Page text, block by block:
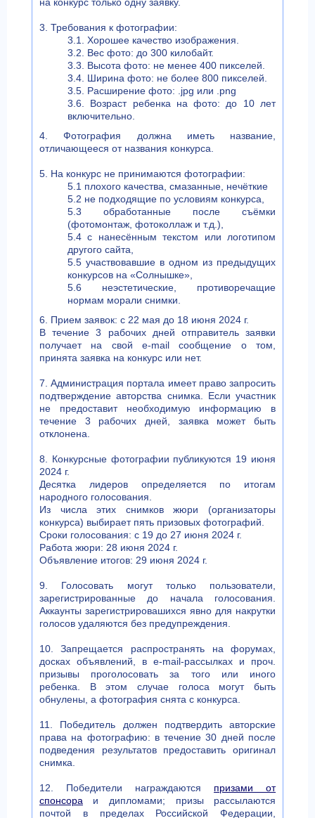
3. Требования к фотографии:
3.1. Хорошее качество изображения.
3.2. Вес фото: до 300 килобайт.
3.3. Высота фото: не менее 400 пикселей.
3.4. Ширина фото: не более 800 пикселей.
3.5. Расширение фото: .jpg или .png
3.6. Возраст ребенка на фото: до 10 лет
включительно.
4. Фотография должна иметь название,
отличающееся от названия конкурса.
5. На конкурс не принимаются фотографии:
5.1 плохого качества, смазанные, нечёткие
5.2 не подходящие по условиям конкурса,
5.3 обработанные после съёмки
(фотомонтаж, фотоколлаж и т.д.),
5.4 с нанесённым текстом или логотипом
другого сайта,
5.5 участвовавшие в одном из предыдущих
конкурсов на «Солнышке»,
5.6 неэстетические, противоречащие
нормам морали снимки.
6. Прием заявок: с 22 мая до 18 июня 2024 г.
В течение 3 рабочих дней отправитель заявки
получает на свой e-mail сообщение о том,
принята заявка на конкурс или нет.
7. Администрация портала имеет право запросить
подтверждение авторства снимка. Если участник
не предоставит необходимую информацию в
течение 3 рабочих дней, заявка может быть
отклонена.
8. Конкурсные фотографии публикуются 19 июня
2024 г.
Десятка лидеров определяется по итогам
народного голосования.
Из числа этих снимков жюри (организаторы
конкурса) выбирает пять призовых фотографий.
Сроки голосования: с 19 до 27 июня 2024 г.
Работа жюри: 28 июня 2024 г.
Объявление итогов: 29 июня 2024 г.
9. Голосовать могут только пользователи,
зарегистрированные до начала голосования.
Аккаунты зарегистрировашихся явно для накрутки
голосов удаляются без предупреждения.
10. Запрещается распространять на форумах,
досках объявлений, в e-mail-рассылках и проч.
призывы проголосовать за того или иного
ребенка. В этом случае голоса могут быть
обнулены, а фотография снята с конкурса.
11. Победитель должен подтвердить авторские
права на фотографию: в течение 30 дней после
подведения результатов предоставить оригинал
снимка.
12. Победители награждаются призами от
спонсора и дипломами; призы рассылаются
почтой в пределах Российской Федерации,